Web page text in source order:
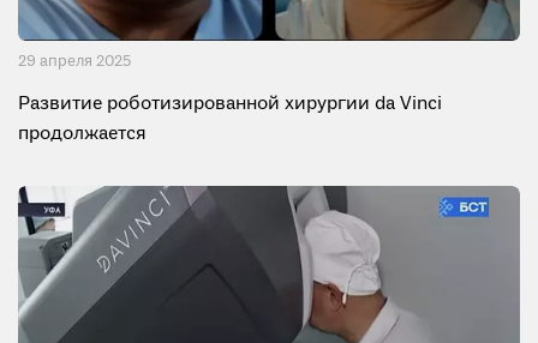
29 апреля 2025
Развитие роботизированной хирургии da Vinci
продолжается